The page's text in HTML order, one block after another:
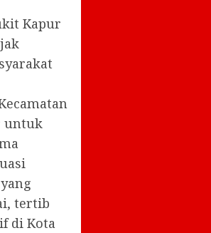
Kapur
untuk
tertib
di Kota